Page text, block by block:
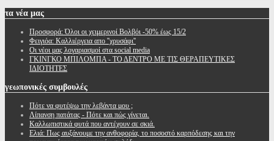
τα νέα μας
Προσφορά: Όλοι οι χειμερινοί Βολβόι -50% έως 15/2
Φειγιόα: Καλλιέργεια απο ''χρυσάφι''
Oι νέοι μας λογαριασμοί στα social media
ΓΚΙΝΓΚΟ ΜΠΙΛΟΜΠΑ - ΤΟ ΔΕΝΤΡΟ ΜΕ ΤΙΣ ΘΕΡΑΠΕΥΤΙΚΕΣ
ΙΔΙΟΤΗΤΕΣ
γεωπονικές συμβουλές
Πότε να φυτέψω την λεβάντα μου ;
Λίπανση πατάτας - Πότε και πώς γίνεται.
Καλλωπιστικά φυτά που αντέχουν σε σκιά.
Ελιά: Πως αυξάνουμε την ανθοφορία, το ποσοστό καρπόδεσης και την